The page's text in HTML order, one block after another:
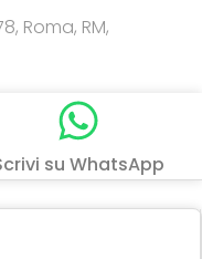
Roma, RM,
su WhatsApp